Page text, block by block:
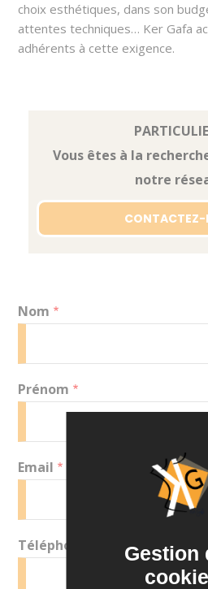
choix esthétiques, dans son
attentes techniques… Ker Gafa
adhérents à cette exigence.
Vous êtes à la
notre
CONTACTEZ-
Nom
Prénom
Email
Téléphone
Gestion